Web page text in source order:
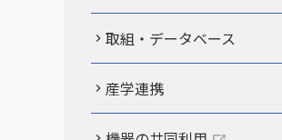
取組・データベース
産学連携